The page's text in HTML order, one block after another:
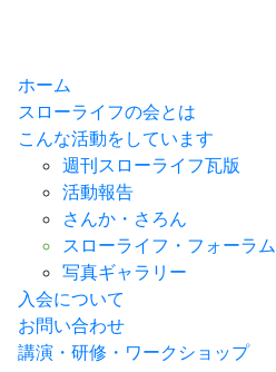
ホーム
スローライフの会とは
こんな活動をしています
週刊スローライフ瓦版
活動報告
さんか・さろん
スローライフ・フォーラム
写真ギャラリー
入会について
お問い合わせ
講演・研修・ワークショップ